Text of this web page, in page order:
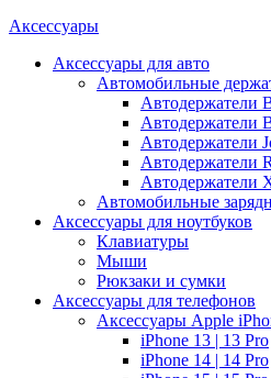
Аксессуары
Аксессуары для авто
Автомобильные
Автодержатели
Автодержатели
Автодержатели
Автодержатели
Автодержатели
Автомобильные
Аксессуары для ноутбуков
Клавиатуры
Мыши
Рюкзаки и сумки
Аксессуары для телефонов
Аксессуары Apple
iPhone 13 | 13 Pro
iPhone 14 | 14 Pro